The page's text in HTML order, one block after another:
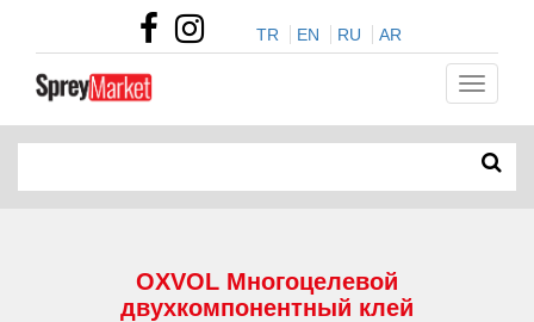
TR EN RU AR
OXVOL Многоцелевой
двухкомпонентный клей